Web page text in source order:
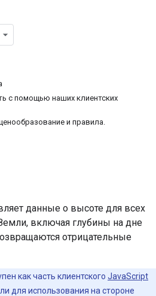
с помощью наших клиентских
и правила.
данные о высоте для всех
включая глубины на дне
отрицательные
как часть клиентского JavaScript
для использования на стороне